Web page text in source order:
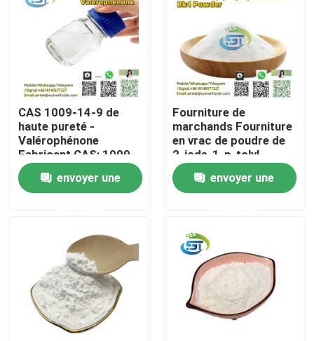
Au sujet de nous
Visite d'usine
Contrôle de qualité
Contactez-nous
Produit chimique de BMK
PMK chimique
Produit chimique de BDO
CAS 1009-14-9 de
haute pureté -
Valérophénone
Fabricant CAS: 1009-
14-9 - Trouver des
prix compétitifs
envoyer une
Fourniture de
marchands Fourniture
en vrac de poudre de
2-iode-1-p-tolyl-
propan-1-one de
haute qualité cas
236117-38-7 prix
envoyer une